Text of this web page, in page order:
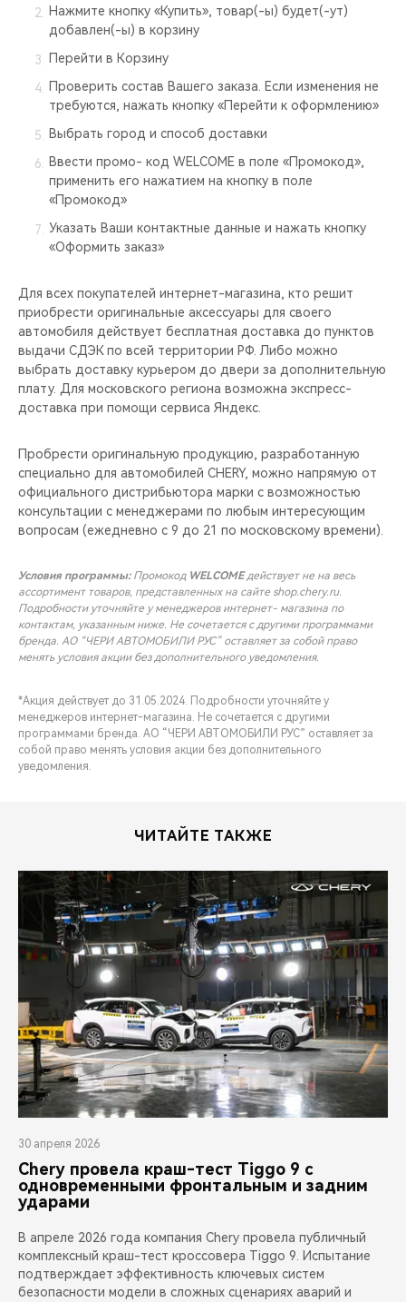
Нажмите кнопку «Купить», товар(-ы) будет(-ут)
добавлен(-ы) в корзину
Перейти в Корзину
Проверить состав Вашего заказа. Если изменения не
требуются, нажать кнопку «Перейти к оформлению»
Выбрать город и способ доставки
Ввести промо- код WELCOME в поле «Промокод»,
применить его нажатием на кнопку в поле
«Промокод»
Указать Ваши контактные данные и нажать кнопку
«Оформить заказ»
Для всех покупателей интернет-магазина, кто решит
приобрести оригинальные аксессуары для своего
автомобиля действует бесплатная доставка до пунктов
выдачи СДЭК по всей территории РФ. Либо можно
выбрать доставку курьером до двери за дополнительную
плату. Для московского региона возможна экспресс-
доставка при помощи сервиса Яндекс.
Пробрести оригинальную продукцию, разработанную
специально для автомобилей CHERY, можно напрямую от
официального дистрибьютора марки с возможностью
консультации с менеджерами по любым интересующим
вопросам (ежедневно с 9 до 21 по московскому времени).
Условия программы: Промокод WELCOMEдействует не на весь
ассортимент товаров, представленных на сайте shop.chery.ru.
Подробности уточняйте у менеджеров интернет- магазина по
контактам, указанным ниже. Не сочетается с другими программами
бренда. АО “ЧЕРИ АВТОМОБИЛИ РУС” оставляет за собой право
менять условия акции без дополнительного уведомления.
*Акция действует до 31.05.2024. Подробности уточняйте у
менеджеров интернет-магазина. Не сочетается с другими
программами бренда. АО “ЧЕРИ АВТОМОБИЛИ РУС” оставляет за
собой право менять условия акции без дополнительного
уведомления.
ЧИТАЙТЕ ТАКЖЕ
30 апреля 2026
Chery провела краш-тест Tiggo 9 с
одновременными фронтальным и задним
ударами
В апреле 2026 года компания Chery провела публичный
комплексный краш-тест кроссовера Tiggo 9. Испытание
подтверждает эффективность ключевых систем
безопасности модели в сложных сценариях аварий и